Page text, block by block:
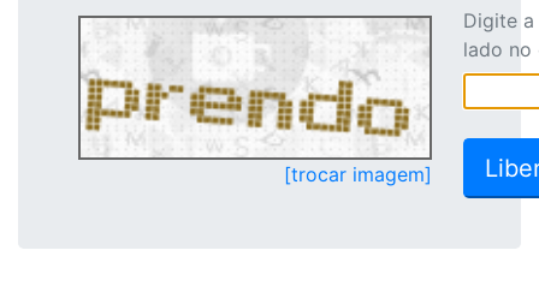
[trocar imagem]
Digite
lado no